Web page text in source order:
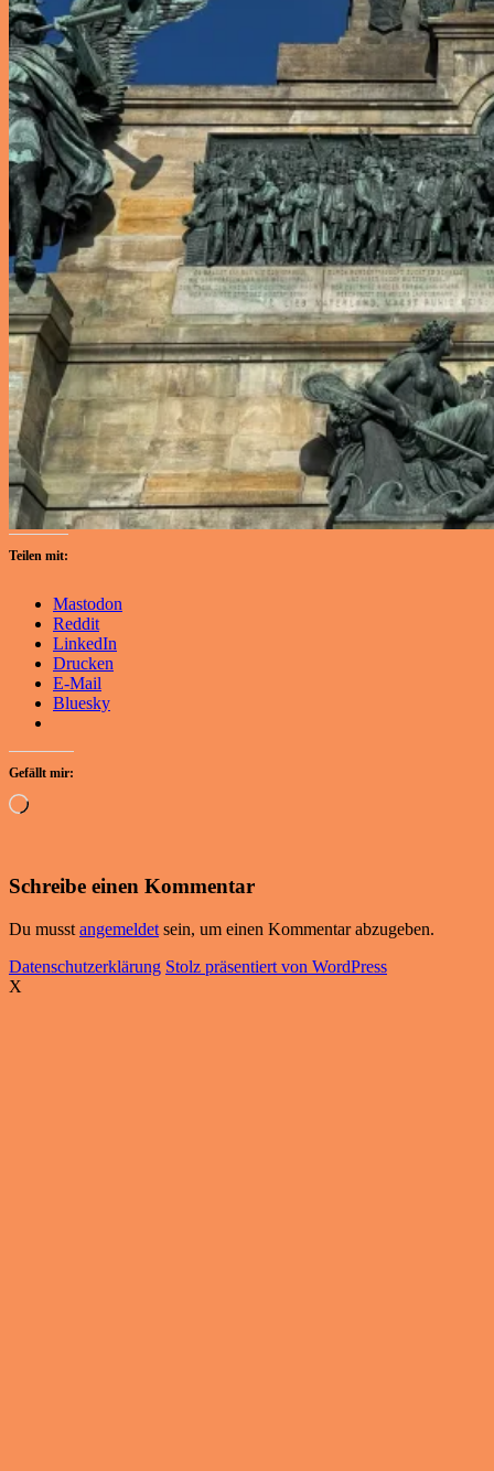
Teilen mit:
Mastodon
Reddit
LinkedIn
Drucken
E-Mail
Bluesky
Gefällt mir:
Wird
Schreibe einen Kommentar
Du musst angemeldet sein, um einen Kommentar abzugeben.
Datenschutzerklärung Stolz präsentiert von WordPress
X